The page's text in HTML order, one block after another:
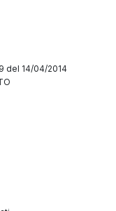
del 14/04/2014